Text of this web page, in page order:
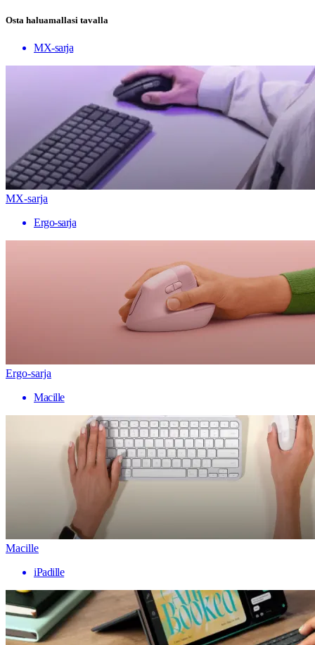
Osta haluamallasi tavalla
MX-sarja
MX-sarja
Ergo-sarja
Ergo-sarja
Macille
Macille
iPadille